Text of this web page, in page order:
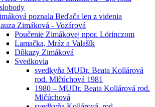
poznala Beďača len z videnia
Zimáková - Vozárová
Poučenie Zimákovej npor. Lörinczom
Lamačka, Mráz a Valašík
Dôkazy Zimáková
Svedkovia
svedkyňa MUDr. Beata Kollárová
rod. Mlčúchová 1981
1980 – MUDr. Beata Kollárová rod.
Mlčúchová